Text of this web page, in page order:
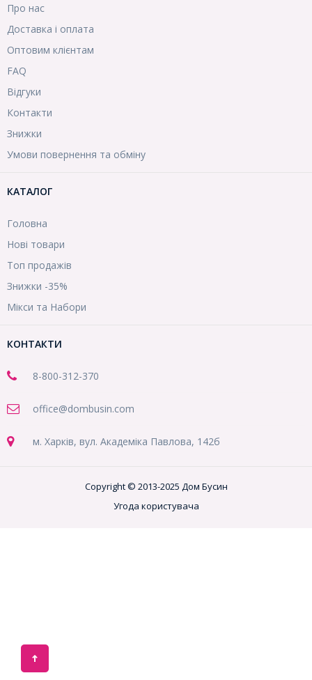
Про нас
Доставка і оплата
Оптовим клієнтам
FAQ
Відгуки
Контакти
Знижки
Умови повернення та обміну
КАТАЛОГ
Головна
Нові товари
Топ продажів
Знижки -35%
Мікси та Набори
КОНТАКТИ
8-800-312-370
office@dombusin.com
м. Харків, вул. Академіка Павлова, 142б
Copyright © 2013-2025 Дом Бусин
Угода користувача